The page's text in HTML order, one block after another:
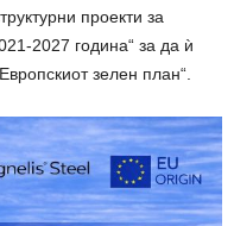
проекти за
2027 година“ за да ѝ
зелен план“.